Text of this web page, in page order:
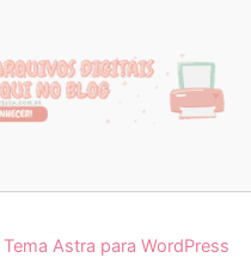
Tema Astra para WordPress